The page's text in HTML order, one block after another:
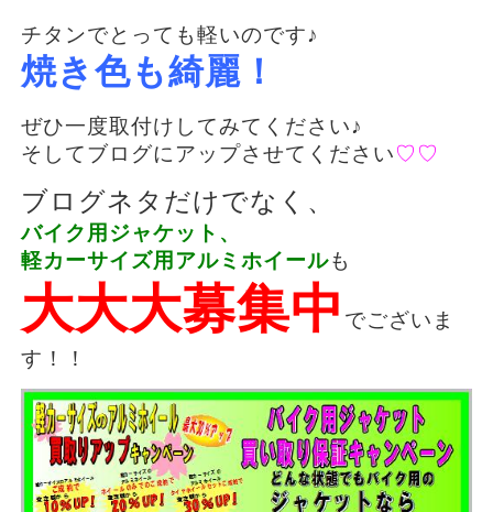
チタンでとっても軽いのです♪
焼き色も綺麗！
ぜひ一度取付けしてみてください♪
そしてブログにアップさせてください♡♡
ブログネタだけでなく、
バイク用ジャケット、
軽カーサイズ用アルミホイールも
大大大募集中 でございま
す！！